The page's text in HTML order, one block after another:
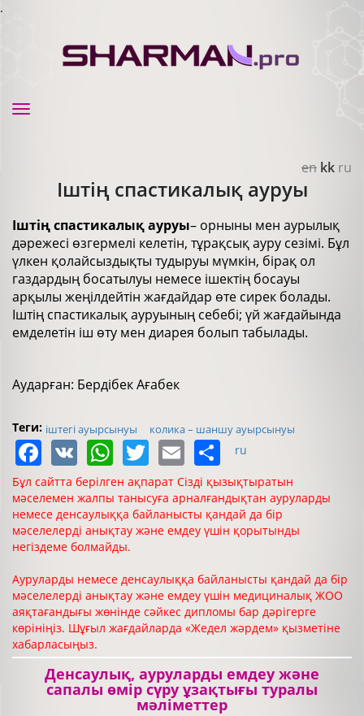
.
en kk ru
Toggle
Іштің спастикалық ауруы
Іштің спастикалық ауруы– орныны мен аурылық
дәрежесі өзгермелі келетін, тұрақсық ауру сезімі. Бұл
үлкен қолайсыздықты тудыруы мүмкін, бірақ ол
газдардың босатылуы немесе ішектің босауы
арқылы жеңілдейтін жағдайдар өте сирек болады.
Іштің спастикалық ауруының себебі; үй жағдайында
емделетін іш өту мен диарея болып табылады.
Аударған: Бердібек Ағабек
Теги: іштегі ауырсынуы колика – шаншу ауырсынуы
Facebook
VK WhatsApp
TwitterEmailShare
ru
Бұл сайтта берілген ақпарат Сізді қызықтыратын
мәселемен жалпы танысуға арналғандықтан ауруларды
немесе денсаулыққа байланысты қандай да бір
мәселелерді анықтау және емдеу үшін қорытынды
негіздеме болмайды.
Ауруларды немесе денсаулыққа байланысты қандай да бір
мәселелерді анықтау және емдеу үшін медициналық ЖОО
аяқтағандығы жөнінде сәйкес дипломы бар дәрігерге
көрініңіз. Шұғыл жағдайларда «Жедел жәрдем» қызметіне
хабарласыңыз.
Денсаулық, ауруларды емдеу және
сапалы өмір сүру ұзақтығы туралы
мәліметтер